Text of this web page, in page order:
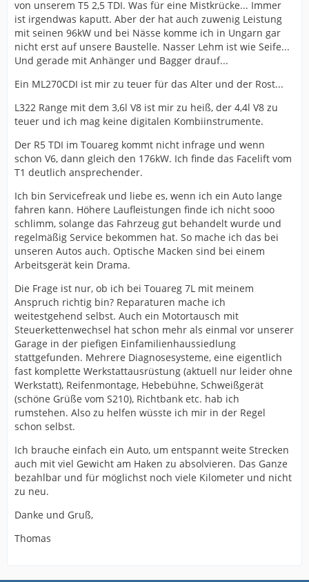
von unserem T5 2,5 TDI. Was für eine Mistkrücke... Immer
ist irgendwas kaputt. Aber der hat auch zuwenig Leistung
mit seinen 96kW und bei Nässe komme ich in Ungarn gar
nicht erst auf unsere Baustelle. Nasser Lehm ist wie Seife...
Und gerade mit Anhänger und Bagger drauf...
Ein ML270CDI ist mir zu teuer für das Alter und der Rost...
L322 Range mit dem 3,6l V8 ist mir zu heiß, der 4,4l V8 zu
teuer und ich mag keine digitalen Kombiinstrumente.
Der R5 TDI im Touareg kommt nicht infrage und wenn
schon V6, dann gleich den 176kW. Ich finde das Facelift vom
T1 deutlich ansprechender.
Ich bin Servicefreak und liebe es, wenn ich ein Auto lange
fahren kann. Höhere Laufleistungen finde ich nicht sooo
schlimm, solange das Fahrzeug gut behandelt wurde und
regelmäßig Service bekommen hat. So mache ich das bei
unseren Autos auch. Optische Macken sind bei einem
Arbeitsgerät kein Drama.
Die Frage ist nur, ob ich bei Touareg 7L mit meinem
Anspruch richtig bin? Reparaturen mache ich
weitestgehend selbst. Auch ein Motortausch mit
Steuerkettenwechsel hat schon mehr als einmal vor unserer
Garage in der piefigen Einfamilienhaussiedlung
stattgefunden. Mehrere Diagnosesysteme, eine eigentlich
fast komplette Werkstattausrüstung (aktuell nur leider ohne
Werkstatt), Reifenmontage, Hebebühne, Schweißgerät
(schöne Grüße vom S210), Richtbank etc. hab ich
rumstehen. Also zu helfen wüsste ich mir in der Regel
schon selbst.
Ich brauche einfach ein Auto, um entspannt weite Strecken
auch mit viel Gewicht am Haken zu absolvieren. Das Ganze
bezahlbar und für möglichst noch viele Kilometer und nicht
zu neu.
Danke und Gruß,
Thomas